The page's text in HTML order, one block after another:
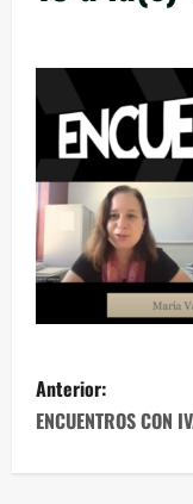
Anterior:
ENCUENTROS CON